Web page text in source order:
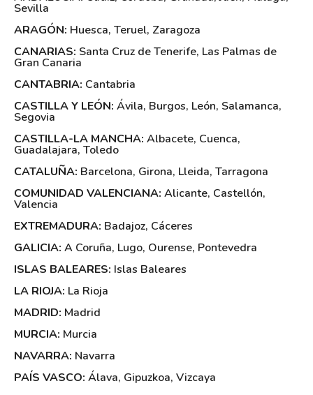
Sevilla
ARAGÓN: Huesca, Teruel, Zaragoza
CANARIAS: Santa Cruz de Tenerife, Las Palmas de
Gran Canaria
CANTABRIA: Cantabria
CASTILLA Y LEÓN: Ávila, Burgos, León, Salamanca,
Segovia
CASTILLA-LA MANCHA: Albacete, Cuenca,
Guadalajara, Toledo
CATALUÑA: Barcelona, Girona, Lleida, Tarragona
COMUNIDAD VALENCIANA: Alicante, Castellón,
Valencia
EXTREMADURA: Badajoz, Cáceres
GALICIA: A Coruña, Lugo, Ourense, Pontevedra
ISLAS BALEARES: Islas Baleares
LA RIOJA: La Rioja
MADRID: Madrid
MURCIA: Murcia
NAVARRA: Navarra
PAÍS VASCO: Álava, Gipuzkoa, Vizcaya